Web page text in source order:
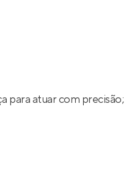
para atuar com precisão;